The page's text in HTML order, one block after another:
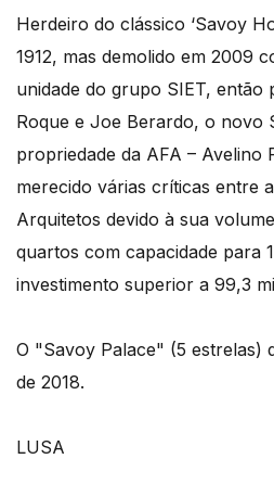
Herdeiro do clássico ‘Savoy
1912, mas demolido em 2009
unidade do grupo SIET, então
Roque e Joe Berardo, o novo
propriedade da AFA – Avelino
merecido várias críticas entre
Arquitetos devido à sua
quartos com capacidade para
investimento superior a 99,3
O "Savoy Palace" (5 estrelas)
de 2018.
LUSA